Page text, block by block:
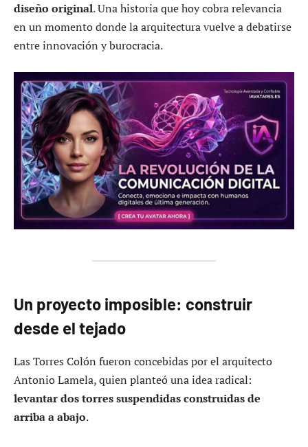
diseño original. Una historia que hoy cobra relevancia
en un momento donde la arquitectura vuelve a debatirse
entre innovación y burocracia.
Un proyecto imposible: construir
desde el tejado
Las Torres Colón fueron concebidas por el arquitecto
Antonio Lamela, quien planteó una idea radical:
levantar dos torres suspendidas construidas de
arriba a abajo.